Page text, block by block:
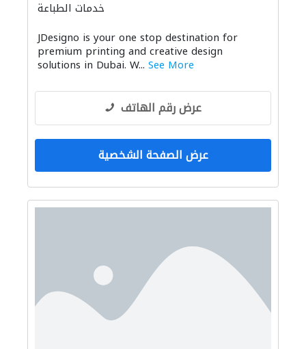
خدمات الطباعة
JDesigno is your one stop destination for
premium printing and creative design
solutions in Dubai. W... See More
عرض رقم الهاتف
عرض الصفحة الشخصية